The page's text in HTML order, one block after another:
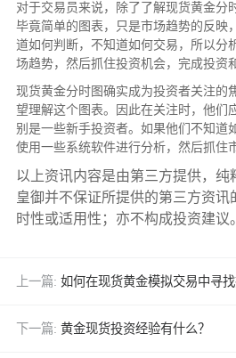
对于交易员来说，除了了解现货黄金分
毕竟简单的图表，只是市场趋势的反映
道如何判断，不知道如何交易，所以分
场趋势，然后抓住投资机会，完成投资
现货黄金分时图确实成为投资者关注的
望理解这个图表。因此在关注时，他们
别是一些新手投资者。如果他们不知道
使用一些系统软件进行分析，然后抓住
以上资讯内容是由第三方提供，纯
皇御并不保证所提供的第三方资讯
时性或适用性；亦不构成投资建议。
上一篇: 如何在现货黄金模拟交易中寻找
下一篇: 黄金现货投资经验有什么？